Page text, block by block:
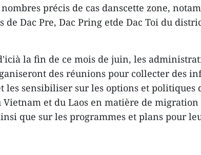
précis de cas danscette zone,
de Dac Pre, Dac Pring etde Dac Toi du
la fin de ce mois de juin, les
des réunions pour collecter des
les sensibiliser sur les options et politiques
Vietnam et du Laos en matière de
que sur les programmes et plans pour